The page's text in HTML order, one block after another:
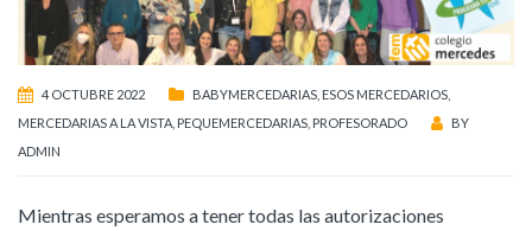
4 OCTUBRE 2022 BABYMERCEDARIAS ESOS MERCEDARIOS
MERCEDARIAS A LA VISTA PEQUEMERCEDARIAS PROFESORADO
BY
ADMIN
Mientras esperamos a tener todas las autorizaciones